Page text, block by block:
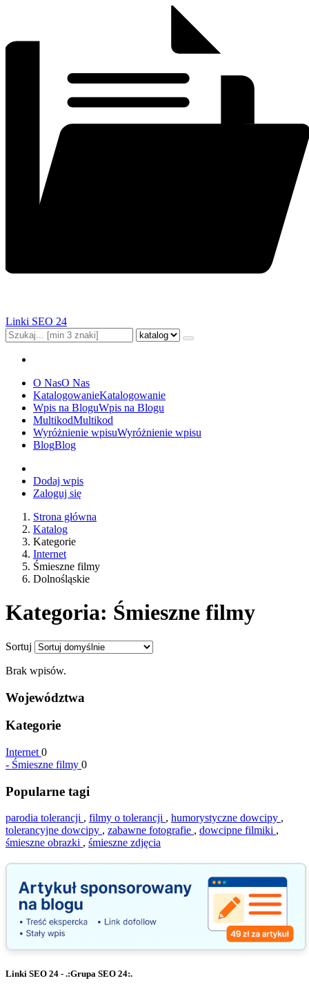
Linki SEO 24
O NasO Nas
KatalogowanieKatalogowanie
Wpis na BloguWpis na Blogu
MultikodMultikod
Wyróżnienie wpisuWyróżnienie wpisu
BlogBlog
Dodaj wpis
Zaloguj się
Strona główna
Katalog
Kategorie
Internet
Śmieszne filmy
Dolnośląskie
Kategoria: Śmieszne filmy
Sortuj
Brak wpisów.
Województwa
Kategorie
Internet 0
- Śmieszne filmy 0
Popularne tagi
parodia tolerancji , filmy o tolerancji , humorystyczne dowcipy ,
tolerancyjne dowcipy , zabawne fotografie , dowcipne filmiki ,
śmieszne obrazki , śmieszne zdjęcia
Linki SEO 24 - .:Grupa SEO 24:.